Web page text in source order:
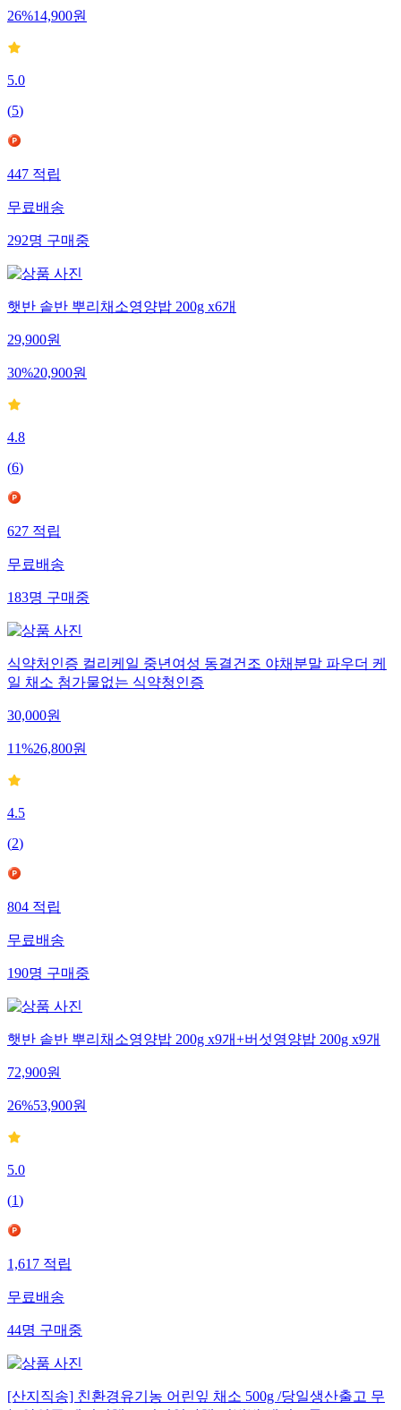
26%14,900원
5.0
(5)
447적립
무료배송
292명구매중
햇반 솥반 뿌리채소영양밥 200g x6개
29,900원
30%20,900원
4.8
(6)
627적립
무료배송
183명구매중
식약처인증 컬리케일 중년여성 동결건조 야채분말 파우더 케
일 채소 첨가물없는 식약청인증
30,000원
11%26,800원
4.5
(2)
804적립
무료배송
190명구매중
햇반 솥반 뿌리채소영양밥 200g x9개+버섯영양밥 200g x9개
72,900원
26%53,900원
5.0
(1)
1,617적립
무료배송
44명구매중
[산지직송] 친환경유기농 어린잎 채소 500g /당일생산출고 무